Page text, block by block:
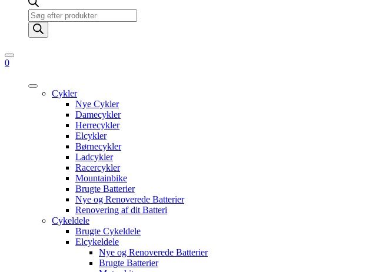
Products
search
0
Cykler
Nye Cykler
Damecykler
Herrecykler
Elcykler
Børnecykler
Ladcykler
Racercykler
Mountainbike
Brugte Batterier
Nye og Renoverede Batterier
Renovering af dit Batteri
Cykeldele
Brugte Cykeldele
Elcykeldele
Nye og Renoverede Batterier
Brugte Batterier